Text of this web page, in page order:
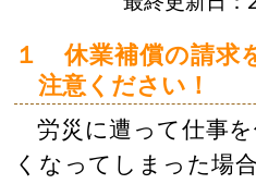
１ 休業補償の請求
注意ください！
労災に遭って仕事
くなってしまった場